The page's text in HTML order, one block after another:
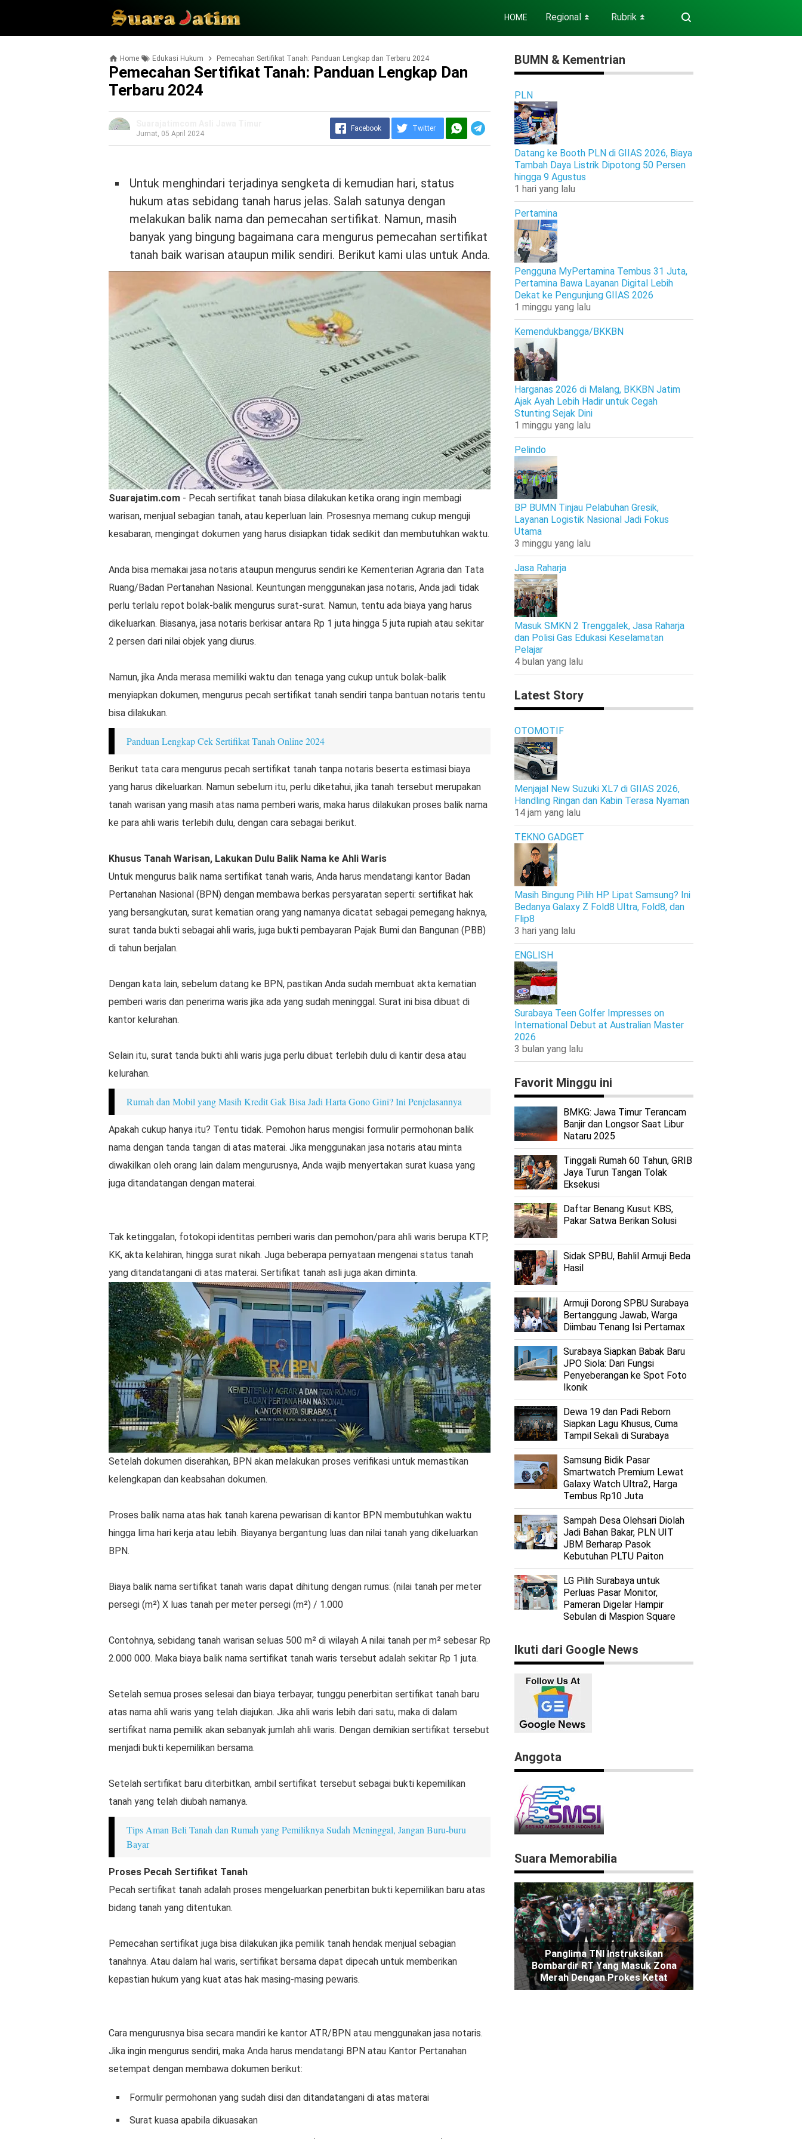
HOME Regional ⏬ Rubrik ⏬
Home Edukasi Hukum Pemecahan Sertifikat Tanah: Panduan Lengkap dan Terbaru 2024
Pemecahan Sertifikat Tanah: Panduan Lengkap Dan
Terbaru 2024
Jumat, 05 April 2024
Facebook Twitter
Untuk menghindari terjadinya sengketa di kemudian hari, status
hukum atas sebidang tanah harus jelas. Salah satunya dengan
melakukan balik nama dan pemecahan sertifikat. Namun, masih
banyak yang bingung bagaimana cara mengurus pemecahan sertifikat
tanah baik warisan ataupun milik sendiri. Berikut kami ulas untuk Anda.
Suarajatim.com - Pecah sertifikat tanah biasa dilakukan ketika orang ingin membagi
warisan, menjual sebagian tanah, atau keperluan lain. Prosesnya memang cukup menguji
kesabaran, mengingat dokumen yang harus disiapkan tidak sedikit dan membutuhkan waktu.
Anda bisa memakai jasa notaris ataupun mengurus sendiri ke Kementerian Agraria dan Tata
Ruang/Badan Pertanahan Nasional. Keuntungan menggunakan jasa notaris, Anda jadi tidak
perlu terlalu repot bolak-balik mengurus surat-surat. Namun, tentu ada biaya yang harus
dikeluarkan. Biasanya, jasa notaris berkisar antara Rp 1 juta hingga 5 juta rupiah atau sekitar
2 persen dari nilai objek yang diurus.
Namun, jika Anda merasa memiliki waktu dan tenaga yang cukup untuk bolak-balik
menyiapkan dokumen, mengurus pecah sertifikat tanah sendiri tanpa bantuan notaris tentu
bisa dilakukan.
Panduan Lengkap Cek Sertifikat Tanah Online 2024
Berikut tata cara mengurus pecah sertifikat tanah tanpa notaris beserta estimasi biaya
yang harus dikeluarkan. Namun sebelum itu, perlu diketahui, jika tanah tersebut merupakan
tanah warisan yang masih atas nama pemberi waris, maka harus dilakukan proses balik nama
ke para ahli waris terlebih dulu, dengan cara sebagai berikut.
Khusus Tanah Warisan, Lakukan Dulu Balik Nama ke Ahli Waris
Untuk mengurus balik nama sertifikat tanah waris, Anda harus mendatangi kantor Badan
Pertanahan Nasional (BPN) dengan membawa berkas persyaratan seperti: sertifikat hak
yang bersangkutan, surat kematian orang yang namanya dicatat sebagai pemegang haknya,
surat tanda bukti sebagai ahli waris, juga bukti pembayaran Pajak Bumi dan Bangunan (PBB)
di tahun berjalan.
Dengan kata lain, sebelum datang ke BPN, pastikan Anda sudah membuat akta kematian
pemberi waris dan penerima waris jika ada yang sudah meninggal. Surat ini bisa dibuat di
kantor kelurahan.
Selain itu, surat tanda bukti ahli waris juga perlu dibuat terlebih dulu di kantir desa atau
kelurahan.
Rumah dan Mobil yang Masih Kredit Gak Bisa Jadi Harta Gono Gini? Ini Penjelasannya
Apakah cukup hanya itu? Tentu tidak. Pemohon harus mengisi formulir permohonan balik
nama dengan tanda tangan di atas materai. Jika menggunakan jasa notaris atau minta
diwakilkan oleh orang lain dalam mengurusnya, Anda wajib menyertakan surat kuasa yang
juga ditandatangan dengan materai.
Tak ketinggalan, fotokopi identitas pemberi waris dan pemohon/para ahli waris berupa KTP,
KK, akta kelahiran, hingga surat nikah. Juga beberapa pernyataan mengenai status tanah
yang ditandatangani di atas materai. Sertifikat tanah asli juga akan diminta.
Setelah dokumen diserahkan, BPN akan melakukan proses verifikasi untuk memastikan
kelengkapan dan keabsahan dokumen.
Proses balik nama atas hak tanah karena pewarisan di kantor BPN membutuhkan waktu
hingga lima hari kerja atau lebih. Biayanya bergantung luas dan nilai tanah yang dikeluarkan
BPN.
Biaya balik nama sertifikat tanah waris dapat dihitung dengan rumus: (nilai tanah per meter
persegi (m²) X luas tanah per meter persegi (m²) / 1.000
Contohnya, sebidang tanah warisan seluas 500 m² di wilayah A nilai tanah per m² sebesar Rp
2.000 000. Maka biaya balik nama sertifikat tanah waris tersebut adalah sekitar Rp 1 juta.
Setelah semua proses selesai dan biaya terbayar, tunggu penerbitan sertifikat tanah baru
atas nama ahli waris yang telah diajukan. Jika ahli waris lebih dari satu, maka di dalam
sertifikat nama pemilik akan sebanyak jumlah ahli waris. Dengan demikian sertifikat tersebut
menjadi bukti kepemilikan bersama.
Setelah sertifikat baru diterbitkan, ambil sertifikat tersebut sebagai bukti kepemilikan
tanah yang telah diubah namanya.
Tips Aman Beli Tanah dan Rumah yang Pemiliknya Sudah Meninggal, Jangan Buru-buru
Bayar
Proses Pecah Sertifikat Tanah
Pecah sertifikat tanah adalah proses mengeluarkan penerbitan bukti kepemilikan baru atas
bidang tanah yang ditentukan.
Pemecahan sertifikat juga bisa dilakukan jika pemilik tanah hendak menjual sebagian
tanahnya. Atau dalam hal waris, sertifikat bersama dapat dipecah untuk memberikan
kepastian hukum yang kuat atas hak masing-masing pewaris.
Cara mengurusnya bisa secara mandiri ke kantor ATR/BPN atau menggunakan jasa notaris.
Jika ingin mengurus sendiri, maka Anda harus mendatangi BPN atau Kantor Pertanahan
setempat dengan membawa dokumen berikut:
Formulir permohonan yang sudah diisi dan ditandatangani di atas materai
Surat kuasa apabila dikuasakan
BUMN & Kementrian
PLN
Datang ke Booth PLN di GIIAS 2026, Biaya
Tambah Daya Listrik Dipotong 50 Persen
hingga 9 Agustus
1 hari yang lalu
Pertamina
Pengguna MyPertamina Tembus 31 Juta,
Pertamina Bawa Layanan Digital Lebih
Dekat ke Pengunjung GIIAS 2026
1 minggu yang lalu
Kemendukbangga/BKKBN
Harganas 2026 di Malang, BKKBN Jatim
Ajak Ayah Lebih Hadir untuk Cegah
Stunting Sejak Dini
1 minggu yang lalu
Pelindo
BP BUMN Tinjau Pelabuhan Gresik,
Layanan Logistik Nasional Jadi Fokus
Utama
3 minggu yang lalu
Jasa Raharja
Masuk SMKN 2 Trenggalek, Jasa Raharja
dan Polisi Gas Edukasi Keselamatan
Pelajar
4 bulan yang lalu
Latest Story
OTOMOTIF
Menjajal New Suzuki XL7 di GIIAS 2026,
Handling Ringan dan Kabin Terasa Nyaman
14 jam yang lalu
TEKNO GADGET
Masih Bingung Pilih HP Lipat Samsung? Ini
Bedanya Galaxy Z Fold8 Ultra, Fold8, dan
Flip8
3 hari yang lalu
ENGLISH
Surabaya Teen Golfer Impresses on
International Debut at Australian Master
2026
3 bulan yang lalu
Favorit Minggu ini
BMKG: Jawa Timur Terancam
Banjir dan Longsor Saat Libur
Nataru 2025
Tinggali Rumah 60 Tahun, GRIB
Jaya Turun Tangan Tolak
Eksekusi
Daftar Benang Kusut KBS,
Pakar Satwa Berikan Solusi
Sidak SPBU, Bahlil Armuji Beda
Hasil
Armuji Dorong SPBU Surabaya
Bertanggung Jawab, Warga
Diimbau Tenang Isi Pertamax
Surabaya Siapkan Babak Baru
JPO Siola: Dari Fungsi
Penyeberangan ke Spot Foto
Ikonik
Dewa 19 dan Padi Reborn
Siapkan Lagu Khusus, Cuma
Tampil Sekali di Surabaya
Samsung Bidik Pasar
Smartwatch Premium Lewat
Galaxy Watch Ultra2, Harga
Tembus Rp10 Juta
Sampah Desa Olehsari Diolah
Jadi Bahan Bakar, PLN UIT
JBM Berharap Pasok
Kebutuhan PLTU Paiton
LG Pilih Surabaya untuk
Perluas Pasar Monitor,
Pameran Digelar Hampir
Sebulan di Maspion Square
Ikuti dari Google News
Anggota
Suara Memorabilia
Panglima TNI Instruksikan
Bombardir RT Yang Masuk Zona
Merah Dengan Prokes Ketat